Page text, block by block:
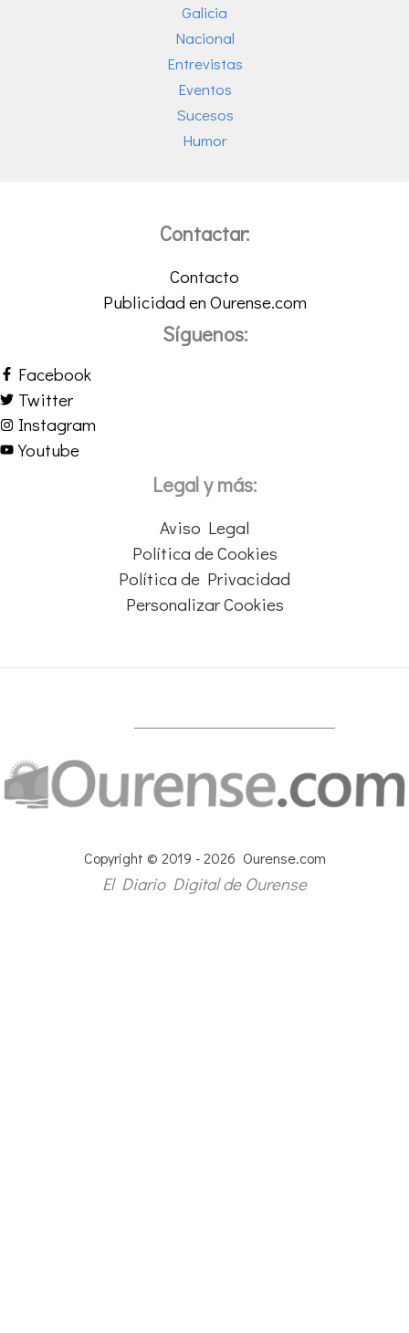
Galicia
Nacional
Entrevistas
Eventos
Sucesos
Humor
Contactar:
Contacto
Publicidad en Ourense.com
Síguenos:
Facebook
Twitter
Instagram
Youtube
Legal y más:
Aviso Legal
Política de Cookies
Política de Privacidad
Personalizar Cookies
Copyright © 2019 - 2026 Ourense.com
El Diario Digital de Ourense